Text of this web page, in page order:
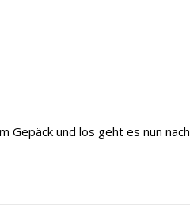
Gepäck und los geht es nun nach